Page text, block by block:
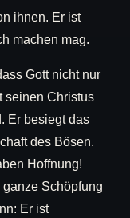
ihnen. Er ist
machen mag.
Gott nicht nur
seinen Christus
Er besiegt das
des Bösen.
Hoffnung!
Schöpfung
Er ist